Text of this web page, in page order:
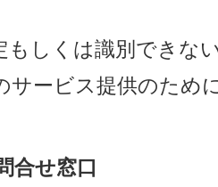
もしくは識別できな
サービス提供のため
合せ窓口